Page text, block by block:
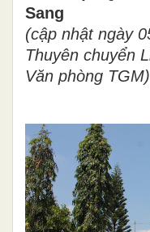
Sang
(cập nhật ngày
Thuyên chuyển
Văn phòng TGM)